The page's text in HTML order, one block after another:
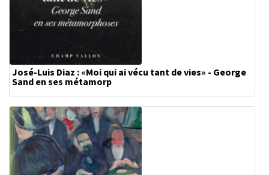
José-Luis Diaz : «Moi qui ai vécu tant de vies» - George
Sand en ses métamorp